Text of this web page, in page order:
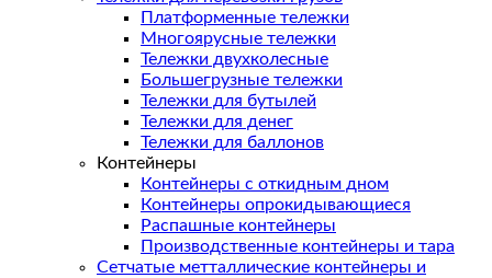
Платформенные тележки
Многоярусные тележки
Тележки двухколесные
Большегрузные тележки
Тележки для бутылей
Тележки для денег
Тележки для баллонов
Контейнеры
Контейнеры с откидным дном
Контейнеры опрокидывающиеся
Распашные контейнеры
Производственные контейнеры и тара
Сетчатые метталлические контейнеры и